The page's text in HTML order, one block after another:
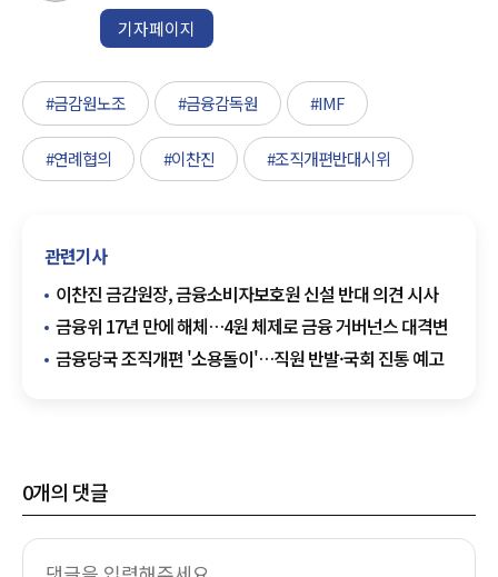
기자페이지
#금감원노조 #금융감독원 #IMF
#연례협의 #이찬진 #조직개편반대시위
관련기사
이찬진 금감원장, 금융소비자보호원 신설 반대 의견 시사
금융위 17년 만에 해체…4원 체제로 금융 거버넌스 대격변
금융당국 조직개편 '소용돌이'…직원 반발·국회 진통 예고
0개의 댓글